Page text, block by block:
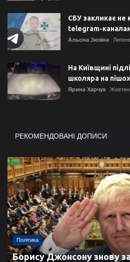
СБУ закликає не
telegram-
Альона Зюзіна
На Київщині
школяра на
Ярина Харчук
РЕКОМЕНДОВАНІ ДОПИСИ
Політика
Борису Джонсону знову